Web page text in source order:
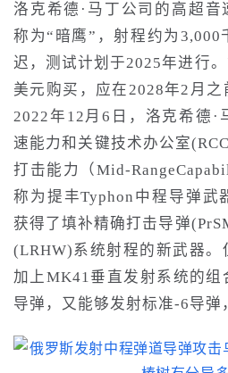
洛克希德·马丁公司的高超音
称为“暗鹰”，射程约为3,000
迟，测试计划于2025年进行
美元购买，应在2028年2月之
2022年12月6日，洛克希德·
速能力和关键技术办公室
打击能力（Mid-
称为提丰Typhon中程导弹武
获得了填补精确打击导弹
(LRHW)系统射程的新武器。
加上MK41垂直发射系统的组
导弹，又能够发射标准-6导弹